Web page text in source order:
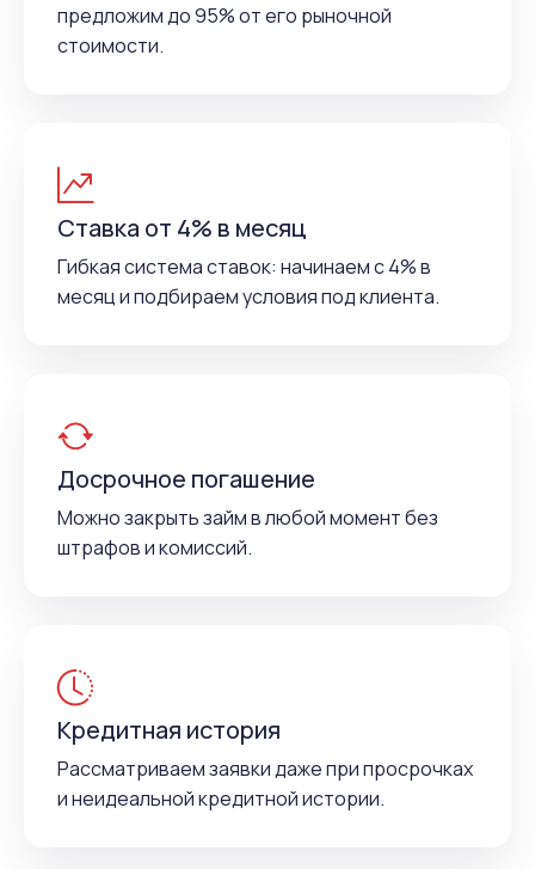
предложим до 95% от его рыночной
стоимости.
Ставка от 4% в месяц
Гибкая система ставок: начинаем с 4% в
месяц и подбираем условия под клиента.
Досрочное погашение
Можно закрыть займ в любой момент без
штрафов и комиссий.
Кредитная история
Рассматриваем заявки даже при просрочках
и неидеальной кредитной истории.